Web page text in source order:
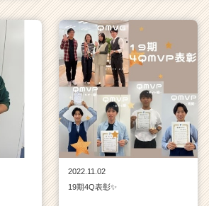
2022.11.02
19期4Q表彰✨